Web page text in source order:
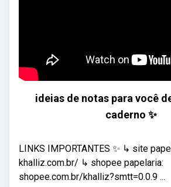
ideias de notas para você
caderno ✨
LINKS IMPORTANTES ✨ ↳ site
khalliz.com.br/ ↳ shopee papelaria:
shopee.com.br/khalliz?smtt=0.0.9 ...